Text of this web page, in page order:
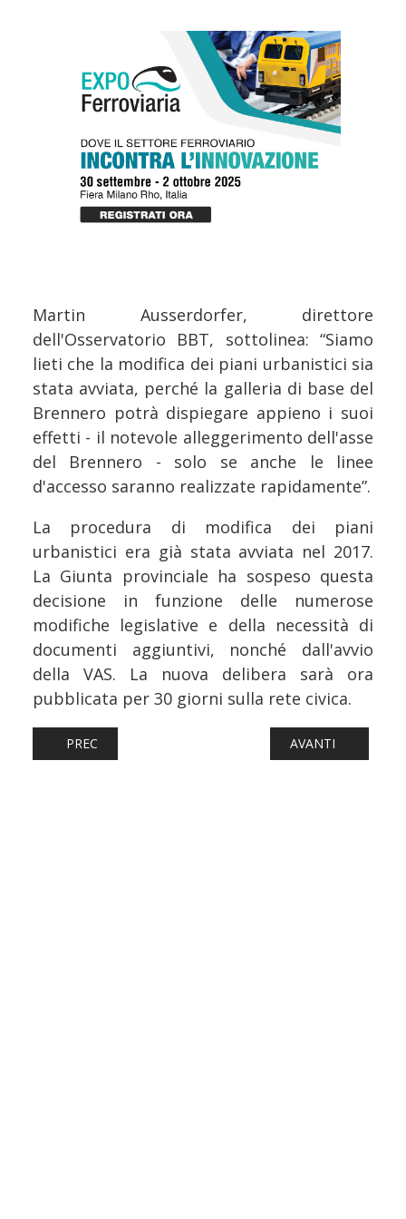
Martin Ausserdorfer, direttore
dell'Osservatorio BBT, sottolinea: “Siamo
lieti che la modifica dei piani urbanistici sia
stata avviata, perché la galleria di base del
Brennero potrà dispiegare appieno i suoi
effetti - il notevole alleggerimento dell'asse
del Brennero - solo se anche le linee
d'accesso saranno realizzate rapidamente”.
La procedura di modifica dei piani
urbanistici era già stata avviata nel 2017.
La Giunta provinciale ha sospeso questa
decisione in funzione delle numerose
modifiche legislative e della necessità di
documenti aggiuntivi, nonché dall'avvio
della VAS. La nuova delibera sarà ora
pubblicata per 30 giorni sulla rete civica.
ARTICOLO PRECEDENTE: FERROVIE: TRAKO 2025, LA
PREC ARTICOLO
AVANTI